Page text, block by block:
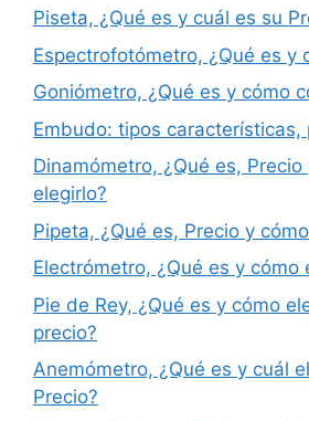
Piseta, ¿Qué es y cuál es su
Espectrofotómetro, ¿Qué es y
Goniómetro, ¿Qué es y cómo
Embudo: tipos
Dinamómetro, ¿Qué es,
elegirlo?
Pipeta, ¿Qué es, Precio y
Electrómetro, ¿Qué es y cómo
Pie de Rey, ¿Qué es y cómo
precio?
Anemómetro, ¿Qué es y cuál
Precio?